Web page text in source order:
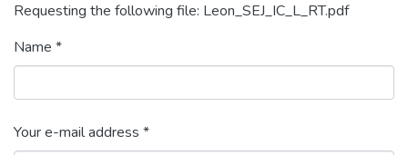
Requesting the following file: Leon_SEJ_IC_L_RT.pdf
Name *
Your e-mail address *